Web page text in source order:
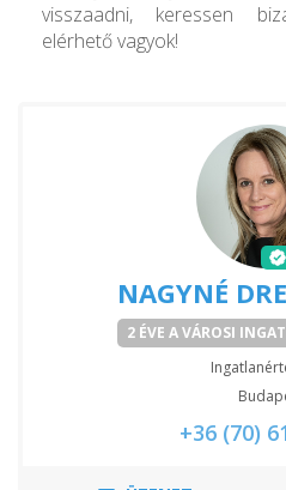
visszaadni, keressen
elérhető vagyok!
NAGYNÉ
2 ÉVE A VÁROSI
+36 (70)